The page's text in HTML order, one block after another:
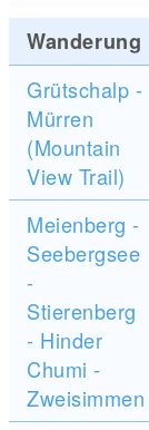
Wanderung
Grütschalp -
Mürren
(Mountain
View Trail)
Meienberg -
Seebergsee
-
Stierenberg
- Hinder
Chumi -
Zweisimmen